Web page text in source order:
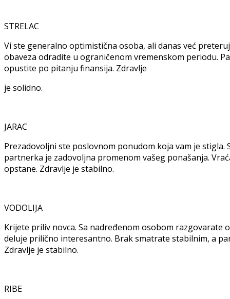
STRELAC
Vi ste generalno optimistična osoba, ali danas već
obaveza odradite u ograničenom vremenskom periodu.
opustite po pitanju finansija. Zdravlje
je solidno.
JARAC
Prezadovoljni ste poslovnom ponudom koja vam je
partnerka je zadovoljna promenom vašeg ponašanja.
opstane. Zdravlje je stabilno.
VODOLIJA
Krijete priliv novca. Sa nadređenom osobom
deluje prilično interesantno. Brak smatrate stabilnim, a
Zdravlje je stabilno.
RIBE